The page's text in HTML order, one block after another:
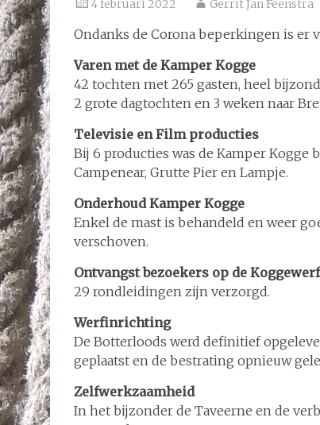
4 februari 2022 Gerrit Jan Feenstra
Ondanks de Corona beperkingen is er
Varen met de Kamper Kogge
42 tochten met 265 gasten, heel
2 grote dagtochten en 3 weken naar
Televisie en Film producties
Bij 6 producties was de Kamper Kogge
Campenear, Grutte Pier en Lampje.
Onderhoud Kamper Kogge
Enkel de mast is behandeld en weer
verschoven.
Ontvangst bezoekers op de Koggewerf
29 rondleidingen zijn verzorgd.
Werfinrichting
De Botterloods werd definitief
geplaatst en de bestrating opnieuw
Zelfwerkzaamheid
In het bijzonder de Taveerne en de